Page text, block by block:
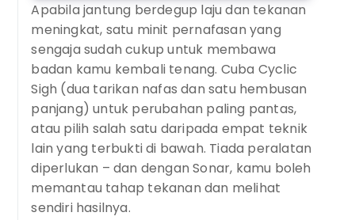
Apabila jantung berdegup laju dan tekanan
meningkat, satu minit pernafasan yang
sengaja sudah cukup untuk membawa
badan kamu kembali tenang. Cuba Cyclic
Sigh (dua tarikan nafas dan satu hembusan
panjang) untuk perubahan paling pantas,
atau pilih salah satu daripada empat teknik
lain yang terbukti di bawah. Tiada peralatan
diperlukan – dan dengan Sonar, kamu boleh
memantau tahap tekanan dan melihat
sendiri hasilnya.